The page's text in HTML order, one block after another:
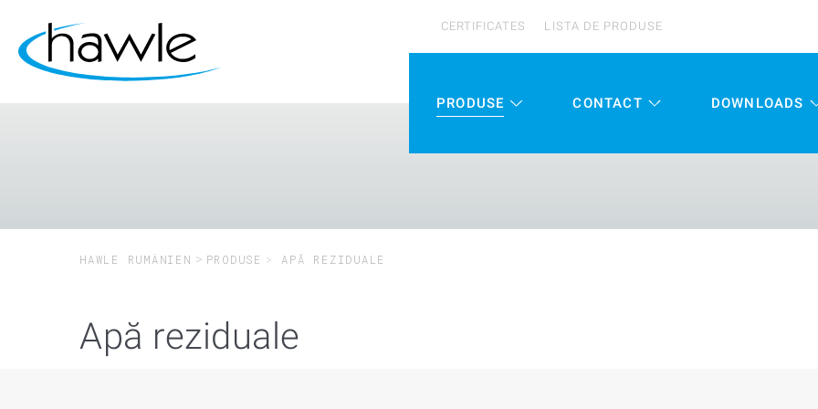
CERTIFICATES LISTA DE PRODUSE
PRODUSE CONTACT DOWNLOADS
HAWLE RUMÄNIEN PRODUSE APĂ REZIDUALE
Apă reziduale